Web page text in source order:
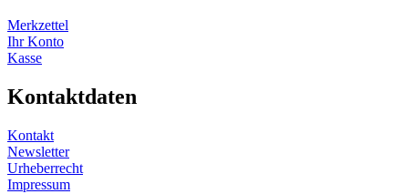
Merkzettel
Ihr Konto
Kasse
Kontaktdaten
Kontakt
Newsletter
Urheberrecht
Impressum